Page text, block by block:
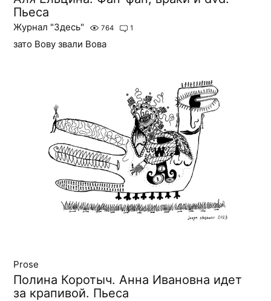
Пьеса
Журнал "Здесь" 764 1
зато Вову звали Вова
Prose
Полина Коротыч. Анна Ивановна идет
за крапивой. Пьеса